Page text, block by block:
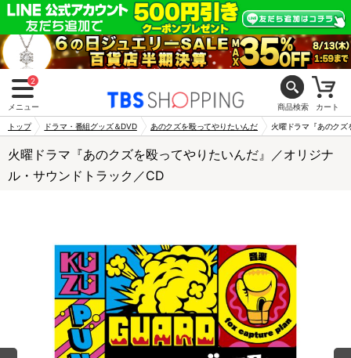
2
メニュー 商品検索 カート
トップ ドラマ・番組グッズ＆DVD あのクズを殴ってやりたいんだ 火曜ドラマ『あのク
火曜ドラマ『あのクズを殴ってやりたいんだ』／オリジナ
ル・サウンドトラック／CD